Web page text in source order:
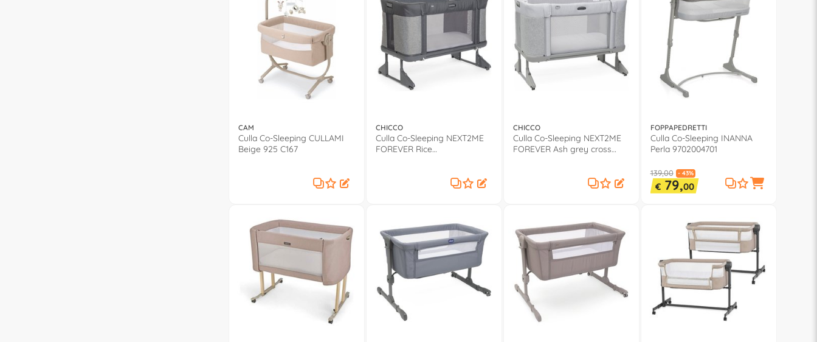
CAM
Culla Co-Sleeping CULLAMI
Beige 925 C167
CHICCO
Culla Co-Sleeping NEXT2ME
FOREVER Rice
CHICCO
Culla Co-Sleeping NEXT2ME
FOREVER Ash grey cross
FOPPAPEDRETTI
Culla Co-Sleeping INANNA
Perla 9702004701
139,00 - 43%
€79,00